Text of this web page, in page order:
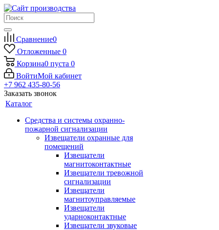
Сравнение0
Отложенные 0
Корзина0 пуста 0
ВойтиМой кабинет
+7 962 435-80-56
Заказать звонок
Каталог
Средства и системы охранно-
пожарной сигнализации
Извещатели охранные для
помещений
Извещатели
магнитоконтактные
Извещатели тревожной
сигнализации
Извещатели
магнитоуправляемые
Извещатели
ударноконтактные
Извещатели звуковые